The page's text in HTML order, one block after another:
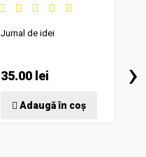
Jurnal de idei
35.00 lei
Adaugă în coș
›